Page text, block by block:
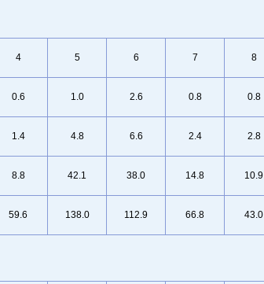
4 5 6 7 8
0.6 1.0 2.6 0.8 0.8
1.4 4.8 6.6 2.4 2.8
8.8 42.1 38.0 14.8 10.9
59.6 138.0 112.9 66.8 43.0